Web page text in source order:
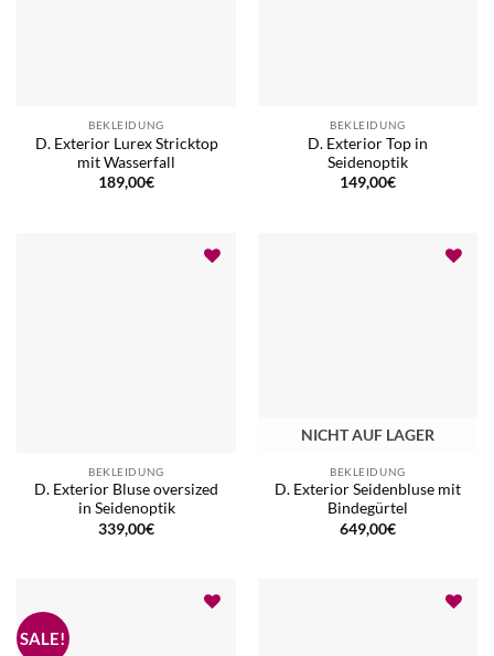
BEKLEIDUNG
D. Exterior Lurex Stricktop
mit Wasserfall
189,00€
BEKLEIDUNG
D. Exterior Top in
Seidenoptik
149,00€
BEKLEIDUNG
D. Exterior Bluse oversized
in Seidenoptik
339,00€
NICHT AUF LAGER
BEKLEIDUNG
D. Exterior Seidenbluse mit
Bindegürtel
649,00€